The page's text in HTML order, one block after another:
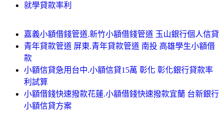
就學貸款率利
嘉義小額借錢管道.新竹小額借錢管道 玉山銀行個人信貸
青年貸款管道 屏東.青年貸款管道 南投 高雄學生小額借
款
小額信貸急用台中.小額信貸15萬 彰化 彰化銀行貸款率
利試算
小額借錢快速撥款花蓮.小額借錢快速撥款宜蘭 台新銀行
小額信貸方案